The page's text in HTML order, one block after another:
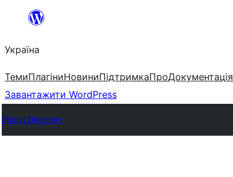
Перейти
вмісту
Україна
ТемиПлагіниНовиниПідтримкаПроДокументація
Завантажити WordPress
Plugin Directory